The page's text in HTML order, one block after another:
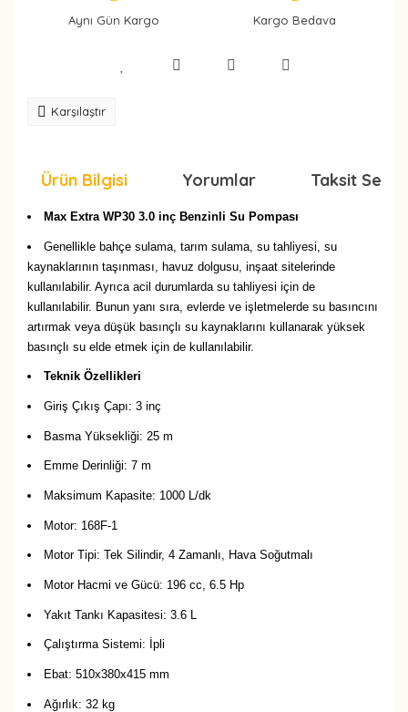
Aynı Gün Kargo Kargo Bedava
Karşılaştır
Ürün Bilgisi Yorumlar Taksit
Max Extra WP30 3.0 inç Benzinli Su Pompası
Genellikle bahçe sulama, tarım sulama, su tahliyesi, su
kaynaklarının taşınması, havuz dolgusu, inşaat sitelerinde
kullanılabilir. Ayrıca acil durumlarda su tahliyesi için de
kullanılabilir. Bunun yanı sıra, evlerde ve işletmelerde su basıncını
artırmak veya düşük basınçlı su kaynaklarını kullanarak yüksek
basınçlı su elde etmek için de kullanılabilir.
Teknik Özellikleri
Giriş Çıkış Çapı: 3 inç
Basma Yüksekliği: 25 m
Emme Derinliği: 7 m
Maksimum Kapasite: 1000 L/dk
Motor: 168F-1
Motor Tipi: Tek Silindir, 4 Zamanlı, Hava Soğutmalı
Motor Hacmi ve Gücü: 196 cc, 6.5 Hp
Yakıt Tankı Kapasitesi: 3.6 L
Çalıştırma Sistemi: İpli
Ebat: 510x380x415 mm
Ağırlık: 32 kg